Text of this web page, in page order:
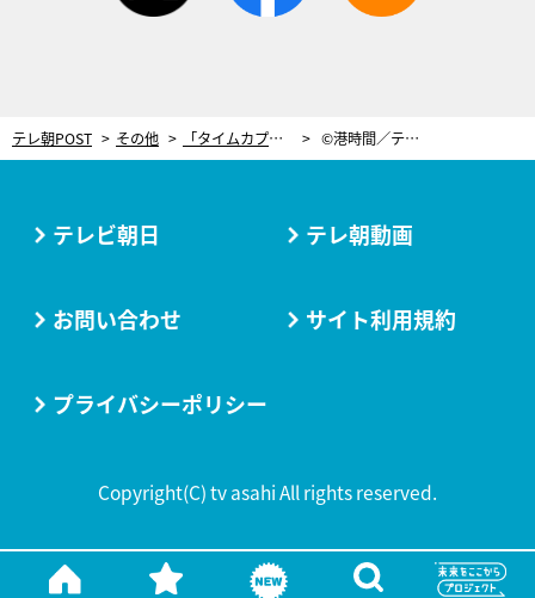
テレ朝POST その他 「タイムカプセルに乗っている気分」タスマニア最古の船を修理する男たちの“海の隠れ家”。 ©港時間／テレビ朝日
テレビ朝日 テレ朝動画
お問い合わせ サイト利用規約
プライバシーポリシー
Copyright(C) tv asahi All rights reserved.